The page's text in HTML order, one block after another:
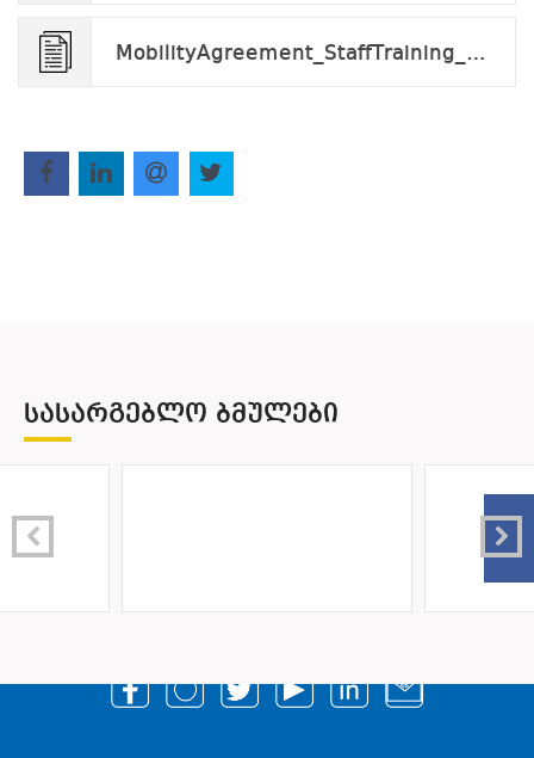
MobilityAgreement_StaffTraining_tobefilled v.2024.docx
ᲡᲐᲡᲐᲠᲒᲔᲑᲚᲝ ᲑᲛᲣᲚᲔᲑᲘ